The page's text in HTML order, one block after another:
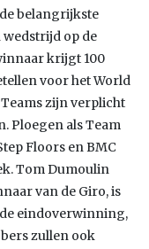
belangrijkste
op de
krijgt 100
voor het World
zijn verplicht
Ploegen als Team
Floors en BMC
Tom Dumoulin
van de Giro, is
eindoverwinning,
zullen ook